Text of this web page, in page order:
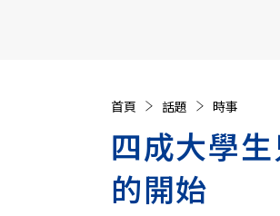
首頁 話題 時事
四成大學
的開始